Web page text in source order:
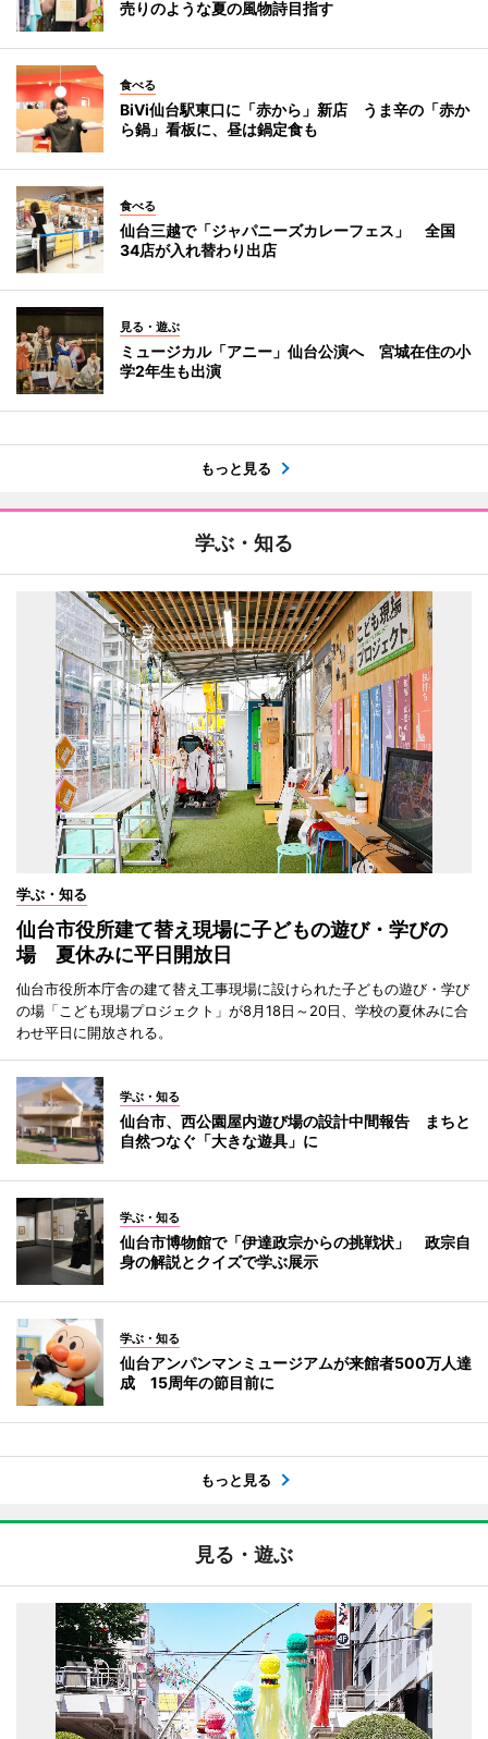
売りのような夏の風物詩目指す
食べる
BiVi仙台駅東口に「赤から」新店 うま辛の「赤か
ら鍋」看板に、昼は鍋定食も
食べる
仙台三越で「ジャパニーズカレーフェス」 全国
34店が入れ替わり出店
見る・遊ぶ
ミュージカル「アニー」仙台公演へ 宮城在住の小
学2年生も出演
もっと見る
学ぶ・知る
学ぶ・知る
仙台市役所建て替え現場に子どもの遊び・学びの
場 夏休みに平日開放日
仙台市役所本庁舎の建て替え工事現場に設けられた子どもの遊び・学び
の場「こども現場プロジェクト」が8月18日～20日、学校の夏休みに合
わせ平日に開放される。
学ぶ・知る
仙台市、西公園屋内遊び場の設計中間報告 まちと
自然つなぐ「大きな遊具」に
学ぶ・知る
仙台市博物館で「伊達政宗からの挑戦状」 政宗自
身の解説とクイズで学ぶ展示
学ぶ・知る
仙台アンパンマンミュージアムが来館者500万人達
成 15周年の節目前に
もっと見る
見る・遊ぶ